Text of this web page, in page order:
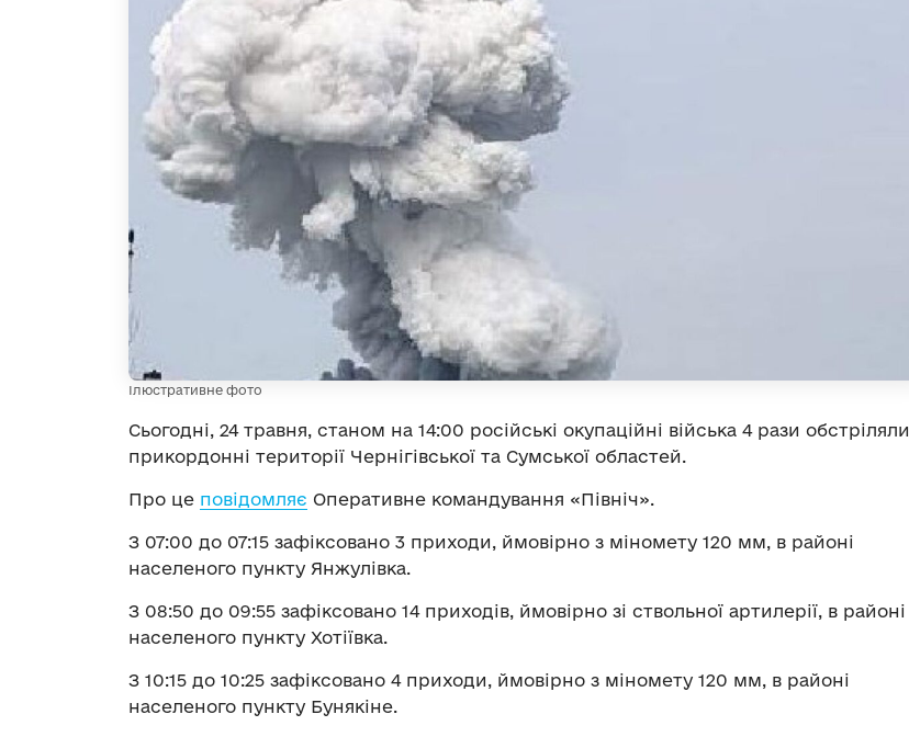
Ілюстративне фото
Сьогодні, 24 травня, станом на 14:00 російські окупаційні війська 4 рази обстріляли
прикордонні території Чернігівської та Сумської областей.
Про це повідомляє Оперативне командування «Північ».
З 07:00 до 07:15 зафіксовано 3 приходи, ймовірно з міномету 120 мм, в районі
населеного пункту Янжулівка.
З 08:50 до 09:55 зафіксовано 14 приходів, ймовірно зі ствольної артилерії, в районі
населеного пункту Хотіївка.
З 10:15 до 10:25 зафіксовано 4 приходи, ймовірно з міномету 120 мм, в районі
населеного пункту Бунякіне.